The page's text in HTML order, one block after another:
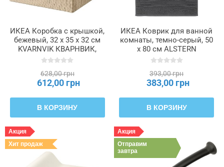
ИКЕА Коробка с крышкой,
бежевый, 32 x 35 x 32 см
KVARNVIK КВАРНВИК,
004.594.80
628,00 грн
612,00 грн
В КОРЗИНУ
ИКЕА Коврик для ванной
комнаты, темно-серый, 50
x 80 см ALSTERN
АЛЬСТЕРН, 604.473.47
393,00 грн
383,00 грн
В КОРЗИНУ
Акция
Хит продаж
Акция
Отправим
завтра